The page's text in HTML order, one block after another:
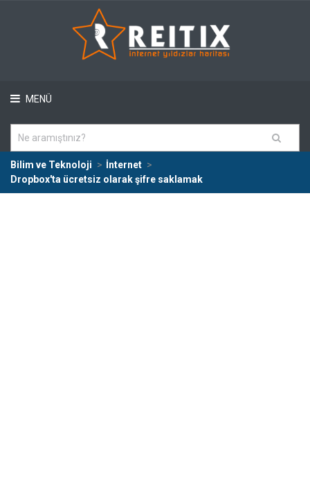
MENÜ
Bilim ve Teknoloji
İnternet
Dropbox'ta ücretsiz olarak şifre saklamak